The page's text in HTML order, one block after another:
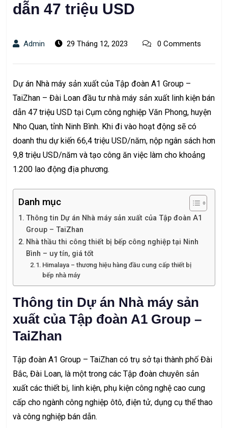
dẫn 47 triệu USD
Admin 29 Tháng 12, 2023 0 Comments
Dự án Nhà máy sản xuất của Tập đoàn A1 Group –
TaiZhan – Đài Loan đầu tư nhà máy sản xuất linh kiện bán
dẫn 47 triệu USD tại Cụm công nghiệp Văn Phong, huyện
Nho Quan, tỉnh Ninh Bình. Khi đi vào hoạt động sẽ có
doanh thu dự kiến 66,4 triệu USD/năm, nộp ngân sách hơn
9,8 triệu USD/năm và tạo công ăn việc làm cho khoảng
1.200 lao động địa phương.
Danh mục
Thông tin Dự án Nhà máy sản xuất của Tập đoàn A1
Group – TaiZhan
Nhà thầu thi công thiết bị bếp công nghiệp tại Ninh
Bình – uy tín, giá tốt
Himalaya – thương hiệu hàng đầu cung cấp thiết bị
bếp nhà máy
Thông tin Dự án Nhà máy sản
xuất của Tập đoàn A1 Group –
TaiZhan
Tập đoàn A1 Group – TaiZhan có trụ sở tại thành phố Đài
Bắc, Đài Loan, là một trong các Tập đoàn chuyên sản
xuất các thiết bị, linh kiện, phụ kiện công nghệ cao cung
cấp cho ngành công nghiệp ôtô, điện tử, dụng cụ thể thao
và công nghiệp bán dẫn.